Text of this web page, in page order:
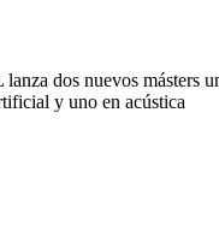
dos nuevos másters
y uno en acústica